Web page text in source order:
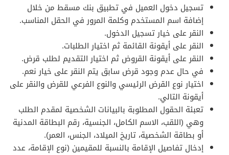
تسجيل دخول العميل في تطبيق بنك مسقط من خلال
إضافة اسم المستخدم وكلمة المرور في الحقل المناسب.
النقر على خيار تسجيل الدخول.
النقر على أيقونة القائمة ثم اختيار الطلبات.
النقر على أيقونة القروض ثم اختيار التقديم لطلب قرض.
في حال عدم وجود قرض سابق يتم النقر على خيار نعم.
اختيار نوع القرض الرئيسي والنوع الفرعي للقرض والنقر على
أيقونة التالي.
تعبئة الحقول المطلوبة بالبيانات الشخصية لمقدم الطلب
وهي (اللقب، الاسم الكامل، الجنسية، رقم البطاقة المدنية
أو بطاقة الشخصية، تاريخ الميلاد، الجنس، العمر).
إدخال تفاصيل الإقامة بالنسبة للمقيمين (نوع الإقامة، عدد